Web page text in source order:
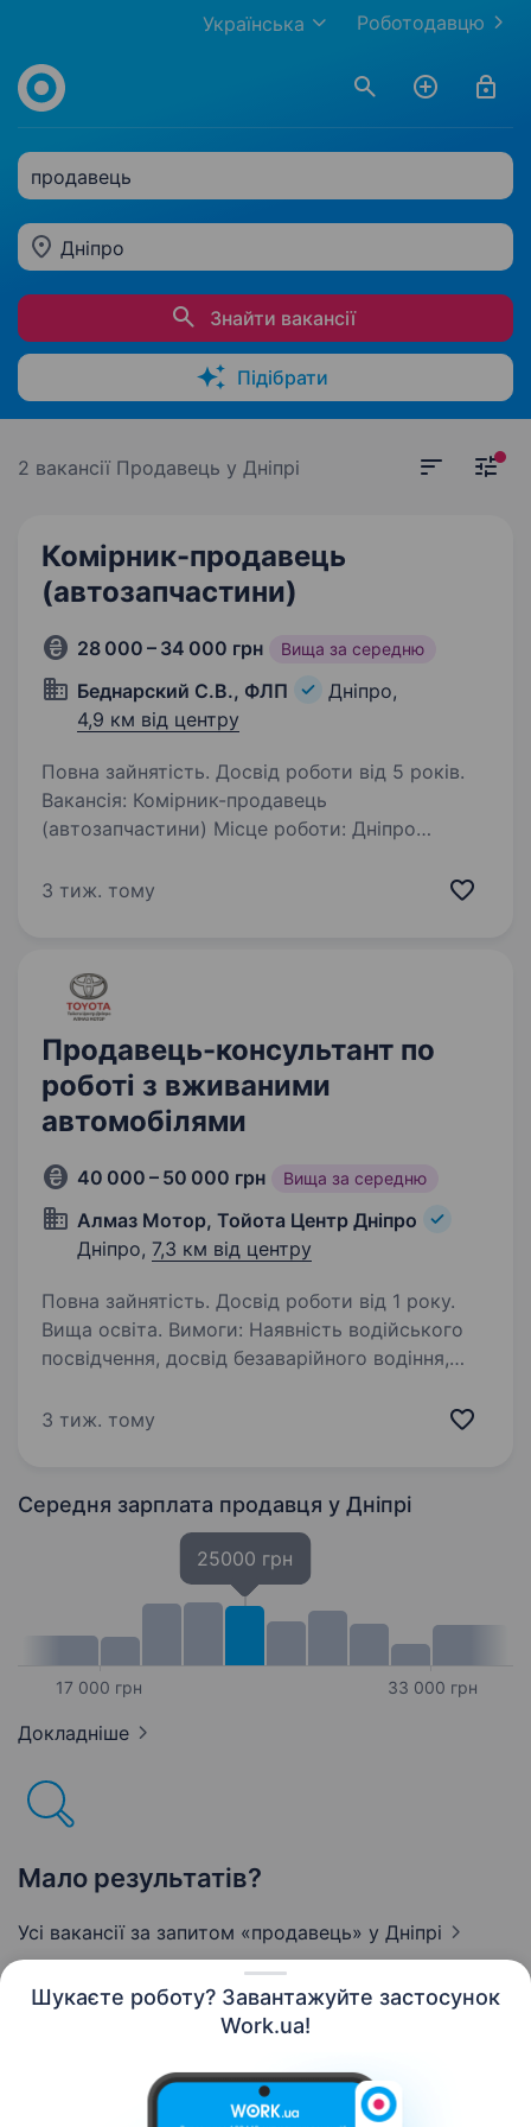
Шукаєте роботу? Завантажуйте застосунок
Work.ua!
Роботодавцю
Українська
продавець
Дніпро
Знайти вакансії
Підібрати
2 вакансії Продавець у Дніпрі
Комірник-продавець
(автозапчастини)
28 000 – 34 000 грн Вища за середню
Беднарский С.В., ФЛП
Дніпро,
4,9 км від центру
Повна зайнятість. Досвід роботи від 5 років.
Вакансія: Комірник-продавець
(автозапчастини) Місце роботи: Дніпро
Вантажно-розвантажувальні роботи
3 тиж. тому
Продавець-консультант по
роботі з вживаними
автомобілями
40 000 – 50 000 грн Вища за середню
Алмаз Мотор, Тойота Центр Дніпро
Дніпро, 7,3 км від центру
Повна зайнятість. Досвід роботи від 1 року.
Вища освіта. Вимоги: Наявність водійського
посвідчення, досвід безаварійного водіння,
відповідальність та пунктуальність, Умови
3 тиж. тому
Середня зарплата продавця у Дніпрі
17 000 грн
25000 грн
33 000 грн
Докладніше
Мало результатів?
Усі вакансії за запитом «продавець» у Дніпрі